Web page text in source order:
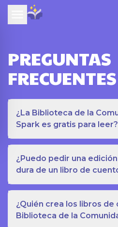
PREGUNTAS
FRECUENTES
¿La Biblioteca de la
Spark es gratis para leer?
¿Puedo pedir una
dura de un libro de
¿Quién crea los libros de
Biblioteca de la